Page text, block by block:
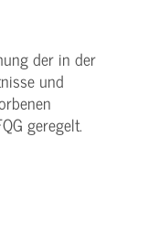
der in der
und
geregelt.